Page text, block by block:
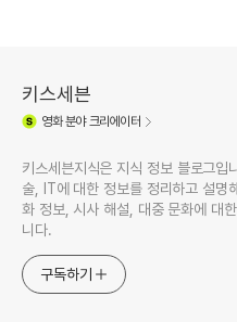
키스세븐
영화분야 크리에이터
키스세븐지식은 지식 정보 블로그입
술, IT에 대한 정보를 정리하고 설명
화 정보, 시사 해설, 대중 문화에 대
니다.
구독하기